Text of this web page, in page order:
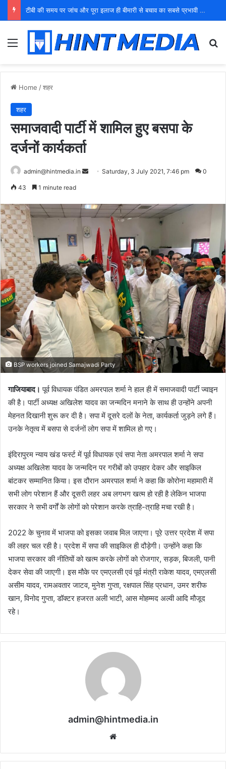
टीबी की समय पर जांच और पूरा इलाज ही बीमारी से बचाव का सबसे प्रभावी उपाय: डॉ. अनिल यादव
Menu
Home /शहर
शहर
समाजवादी पार्टी में शामिल हुए बसपा के
दर्जनों कार्यकर्ता
admin@hintmedia.in
SendSaturday, 3 July 2021, 7:46 pm 0
43 1 minute read
BSP workers joined Samajwadi Party
गाजियाबाद। पूर्व विधायक पंडित अमरपाल शर्मा ने हाल ही में समाजवादी पार्टी ज्वाइन
की है। पार्टी अध्यक्ष अखिलेश यादव का जन्मदिन मनाने के साथ ही उन्होंने अपनी
मेहनत दिखानी शुरू कर दी है। सपा में दूसरे दलों के नेता, कार्यकर्ता जुड़ने लगे हैं।
उनके नेतृत्व में बसपा से दर्जनों लोग सपा में शामिल हो गए।
इंदिरापुरम न्याय खंड फर्स्ट में पूर्व विधायक एवं सपा नेता अमरपाल शर्मा ने सपा
अध्यक्ष अखिलेश यादव के जन्मदिन पर गरीबों को उपहार देकर और साइकिल
बांटकर सम्मानित किया। इस दौरान अमरपाल शर्मा ने कहा कि कोरोना महामारी में
सभी लोग परेशान हैं और दूसरी लहर अब लगभग खत्म हो रही है लेकिन भाजपा
सरकार ने सभी वर्गों के लोगों को परेशान करके त्राहि-त्राहि मचा रखी है।
2022 के चुनाव में भाजपा को इसका जवाब मिल जाएगा। पूरे उत्तर प्रदेश में सपा
की लहर चल रही है। प्रदेश में सपा की साइकिल ही दौड़ेगी। उन्होंने कहा कि
भाजपा सरकार की नीतियों को खत्म करके लोगों को रोजगार, सड़क, बिजली, पानी
देकर सेवा की जाएगी। इस मौके पर एमएलसी एवं पूर्व मंत्री राकेश यादव, एमएलसी
असीम यादव, रामअवतार जाटव, मुनेश गुप्ता, रक्षपाल सिंह प्रधान, उमर शरीफ
खान, विनोद गुप्ता, डॉक्टर हजरत अली भाटी, आस मोहम्मद अल्वी आदि मौजूद
रहे।
admin@hintmedia.in